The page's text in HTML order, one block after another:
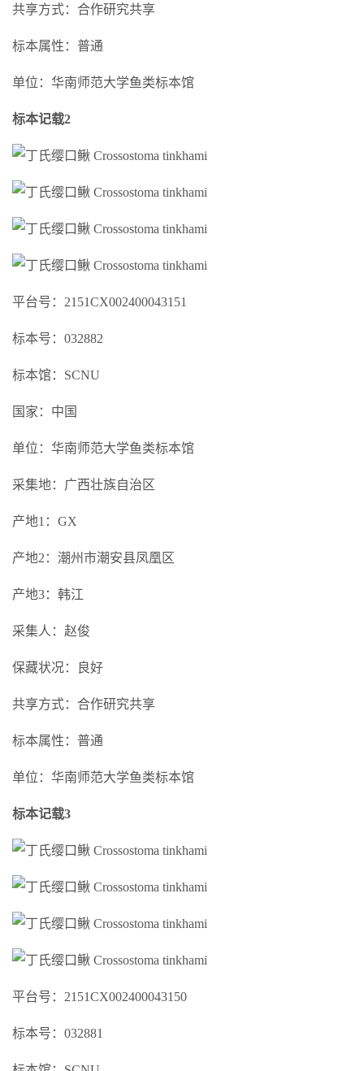
共享方式：合作研究共享
标本属性：普通
单位：华南师范大学鱼类标本馆
标本记载2
平台号：2151CX002400043151
标本号：032882
标本馆：SCNU
国家：中国
单位：华南师范大学鱼类标本馆
采集地：广西壮族自治区
产地1：GX
产地2：潮州市潮安县凤凰区
产地3：韩江
采集人：赵俊
保藏状况：良好
共享方式：合作研究共享
标本属性：普通
单位：华南师范大学鱼类标本馆
标本记载3
平台号：2151CX002400043150
标本号：032881